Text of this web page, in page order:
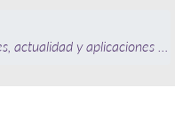
actualidad y aplicaciones